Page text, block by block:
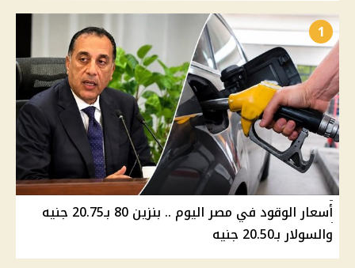
1
أسعار الوقود في مصر اليوم .. بنزين 80 بـ20.75 جنيه
والسولار بـ20.50 جنيه